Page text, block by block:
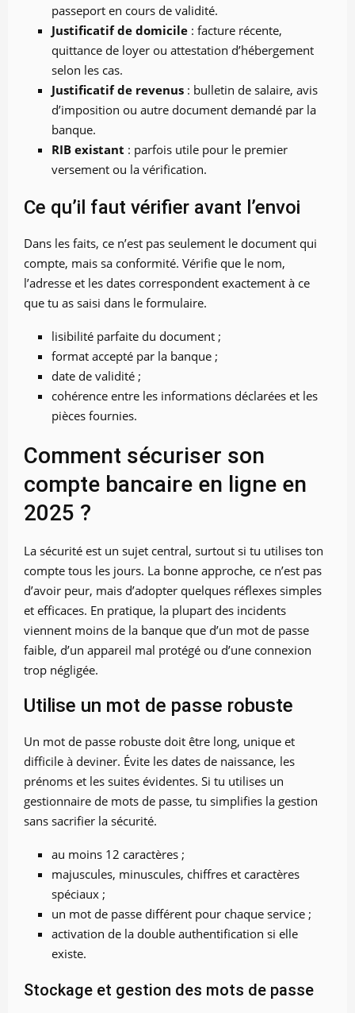
passeport en cours de validité.
Justificatif de domicile : facture récente,
quittance de loyer ou attestation d’hébergement
selon les cas.
Justificatif de revenus : bulletin de salaire, avis
d’imposition ou autre document demandé par la
banque.
RIB existant : parfois utile pour le premier
versement ou la vérification.
Ce qu’il faut vérifier avant l’envoi
Dans les faits, ce n’est pas seulement le document qui
compte, mais sa conformité. Vérifie que le nom,
l’adresse et les dates correspondent exactement à ce
que tu as saisi dans le formulaire.
lisibilité parfaite du document ;
format accepté par la banque ;
date de validité ;
cohérence entre les informations déclarées et les
pièces fournies.
Comment sécuriser son
compte bancaire en ligne en
2025 ?
La sécurité est un sujet central, surtout si tu utilises ton
compte tous les jours. La bonne approche, ce n’est pas
d’avoir peur, mais d’adopter quelques réflexes simples
et efficaces. En pratique, la plupart des incidents
viennent moins de la banque que d’un mot de passe
faible, d’un appareil mal protégé ou d’une connexion
trop négligée.
Utilise un mot de passe robuste
Un mot de passe robuste doit être long, unique et
difficile à deviner. Évite les dates de naissance, les
prénoms et les suites évidentes. Si tu utilises un
gestionnaire de mots de passe, tu simplifies la gestion
sans sacrifier la sécurité.
au moins 12 caractères ;
majuscules, minuscules, chiffres et caractères
spéciaux ;
un mot de passe différent pour chaque service ;
activation de la double authentification si elle
existe.
Stockage et gestion des mots de passe